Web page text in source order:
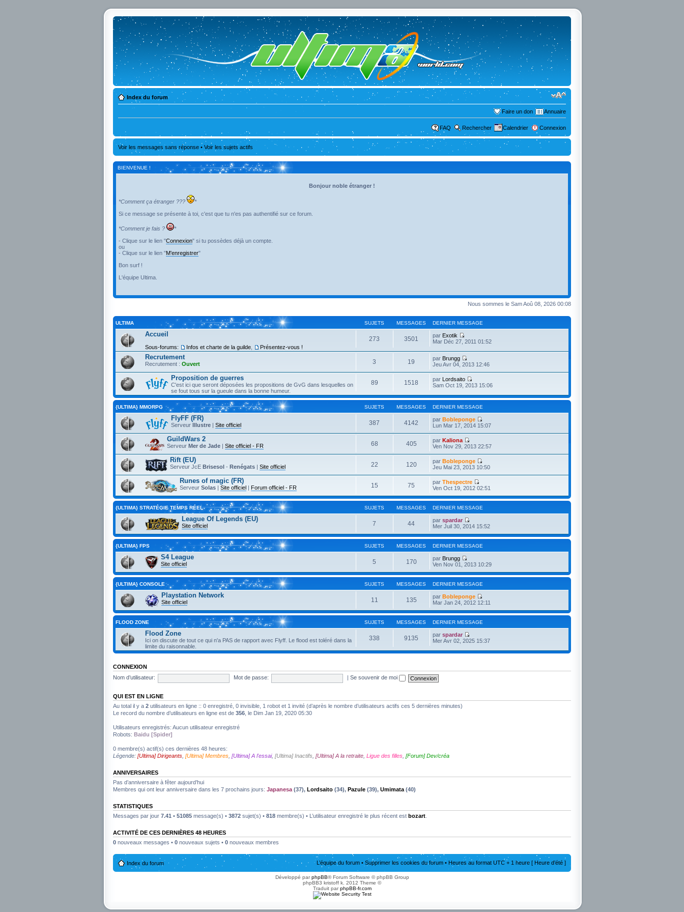
Index du forum
Faire un don Annuaire
FAQ Rechercher Calendrier Connexion
Voir les messages sans réponse • Voir les sujets actifs
BIENVENUE !
Bonjour noble étranger !
*Comment ça étranger ???
*
Si ce message se présente à toi, c'est que tu n'es pas authentifié sur ce forum.
*Comment je fais ?
*
- Clique sur le lien "Connexion" si tu possèdes déjà un compte.
ou
- Clique sur le lien "M'enregistrer"
Bon surf !
L'équipe Ultima.
Nous sommes le Sam Aoû 08, 2026 00:08
ULTIMA SUJETS MESSAGES DERNIER MESSAGE
Accueil
Sous-forums: Infos et charte de la guilde Présentez-vous !
273 3501 par Exotik
Mar Déc 27, 2011 01:52
Recrutement
Recrutement : Ouvert 3 19 par Brungg
Jeu Avr 04, 2013 12:46
Proposition de guerres
C'est ici que seront déposées les propositions de GvG dans lesquelles on
se fout tous sur la gueule dans la bonne humeur.
89 1518 par Lordsaito
Sam Oct 19, 2013 15:06
{ULTIMA} MMORPG SUJETS MESSAGES DERNIER MESSAGE
FlyFF (FR)
Serveur Illustre | Site officiel 387 4142 par Bobleponge
Lun Mar 17, 2014 15:07
GuildWars 2
Serveur Mer de Jade | Site officiel - FR 68 405 par Kaliona
Ven Nov 29, 2013 22:57
Rift (EU)
Serveur JcE Brisesol - Renégats | Site officiel 22 120 par Bobleponge
Jeu Mai 23, 2013 10:50
Runes of magic (FR)
Serveur Solas | Site officiel | Forum officiel - FR 15 75 par Thespectre
Ven Oct 19, 2012 02:51
{ULTIMA} STRATÉGIE TEMPS RÉEL SUJETS MESSAGES DERNIER MESSAGE
League Of Legends (EU)
Site officiel 7 44 par spardar
Mer Juil 30, 2014 15:52
{ULTIMA} FPS SUJETS MESSAGES DERNIER MESSAGE
S4 League
Site officiel 5 170 par Brungg
Ven Nov 01, 2013 10:29
{ULTIMA} CONSOLE SUJETS MESSAGES DERNIER MESSAGE
Playstation Network
Site officiel 11 135 par Bobleponge
Mar Jan 24, 2012 12:11
FLOOD ZONE SUJETS MESSAGES DERNIER MESSAGE
Flood Zone
Ici on discute de tout ce qui n'a PAS de rapport avec Flyff. Le flood est toléré dans la
limite du raisonnable.
338 9135 par spardar
Mer Avr 02, 2025 15:37
CONNEXION
Nom d’utilisateur:
Mot de passe: Se souvenir de moi
QUI EST EN LIGNE
Au total il y a 2 utilisateurs en ligne :: 0 enregistré, 0 invisible, 1 robot et 1 invité (d’après le nombre d’utilisateurs actifs ces 5 dernières minutes)
Le record du nombre d’utilisateurs en ligne est de 356 , le Dim Jan 19, 2020 05:30
Utilisateurs enregistrés: Aucun utilisateur enregistré
Robots: Baidu [Spider]
0 membre(s) actif(s) ces dernières 48 heures:
Légende: [Ultima] Dirigeants [Ultima] Membres [Ultima] A l'essai, [Ultima] Inactifs [Ultima] A la retraite Ligue des filles [Forum] Dev/créa
ANNIVERSAIRES
Pas d’anniversaire à fêter aujourd’hui
Membres qui ont leur anniversaire dans les 7 prochains jours: Japanesa (37), Lordsaito (34), Pazule (39), Umimata (40)
STATISTIQUES
Messages par jour 7.41 • 51085 message(s) • 3872 sujet(s) • 818 membre(s) • L’utilisateur enregistré le plus récent est bozart
ACTIVITÉ DE CES DERNIÈRES 48 HEURES
0 nouveaux messages • 0 nouveaux sujets • 0 nouveaux membres
Index du forum L’équipe du forum • Supprimer les cookies du forum • Heures au format UTC + 1 heure [ Heure d’été ]
Développé parphpBB® Forum Software © phpBB Group
phpBB3 kristoff k. 2012 Theme ©
Traduit parphpBB-fr.com